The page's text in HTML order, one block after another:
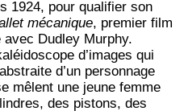
1924, pour qualifier son
mécanique, premier film
Dudley Murphy.
d’images qui
d’un personnage
mêlent une jeune femme
des pistons, des